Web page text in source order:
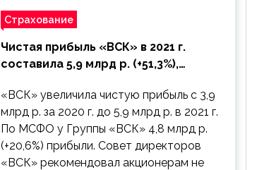
Страхование
Чистая прибыль «ВСК» в 2021 г.
составила 5,9 млрд р. (+51,3%),
выплачивать
«ВСК» увеличила чистую прибыль с 3,9
млрд р. за 2020 г. до 5,9 млрд р. в 2021 г.
По МСФО у Группы «ВСК» 4,8 млрд р.
(+20,6%) прибыли. Совет директоров
«ВСК» рекомендовал акционерам не